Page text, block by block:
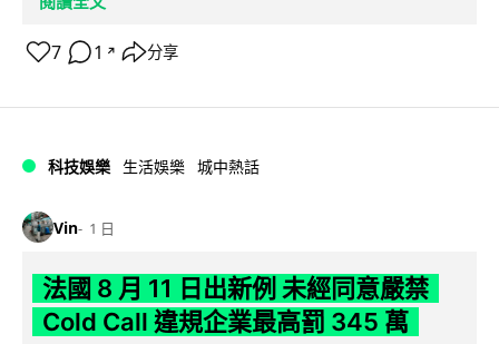
7 1 ↗ 分享
科技娛樂 生活娛樂 城中熱話
Vin 1 日
法國 8 月 11 日出新例 未經同意嚴禁
Cold Call 違規企業最高罰 345 萬